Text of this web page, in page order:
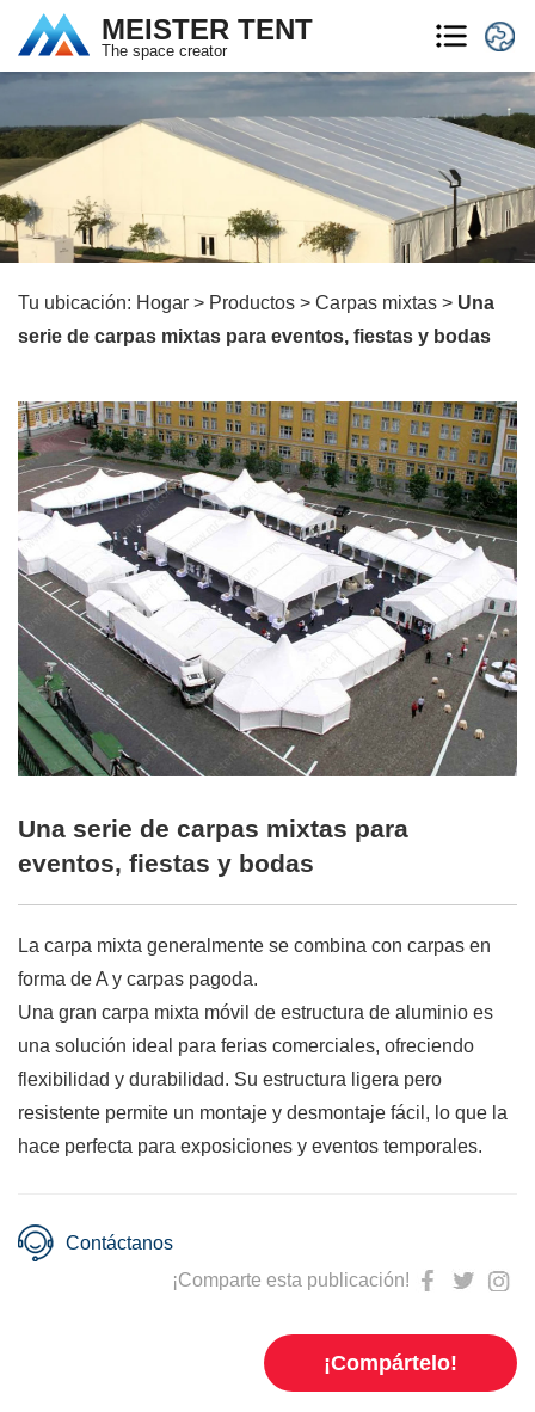
MEISTER TENT
The space creator
Tu ubicación: Hogar > Productos > Carpas mixtas > Una
serie de carpas mixtas para eventos, fiestas y bodas
Una serie de carpas mixtas para
eventos, fiestas y bodas
La carpa mixta generalmente se combina con carpas en
forma de A y carpas pagoda.
Una gran carpa mixta móvil de estructura de aluminio es
una solución ideal para ferias comerciales, ofreciendo
flexibilidad y durabilidad. Su estructura ligera pero
resistente permite un montaje y desmontaje fácil, lo que la
hace perfecta para exposiciones y eventos temporales.
Contáctanos
¡Comparte esta publicación!
¡Compártelo!